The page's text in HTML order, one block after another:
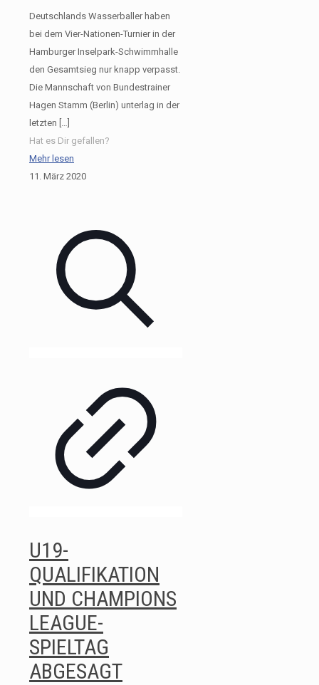
Deutschlands Wasserballer haben
bei dem Vier-Nationen-Turnier in der
Hamburger Inselpark-Schwimmhalle
den Gesamtsieg nur knapp verpasst.
Die Mannschaft von Bundestrainer
Hagen Stamm (Berlin) unterlag in der
letzten […]
Hat es Dir gefallen?
Mehr lesen
11. März 2020
U19-
QUALIFIKATION
UND CHAMPIONS
LEAGUE-
SPIELTAG
ABGESAGT